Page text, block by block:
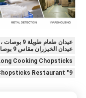
عيدان
عيدان الخيزران مقاس 9 بوصات
Cooking Chopsticks
9" Bamboo Chopsticks Restaurant